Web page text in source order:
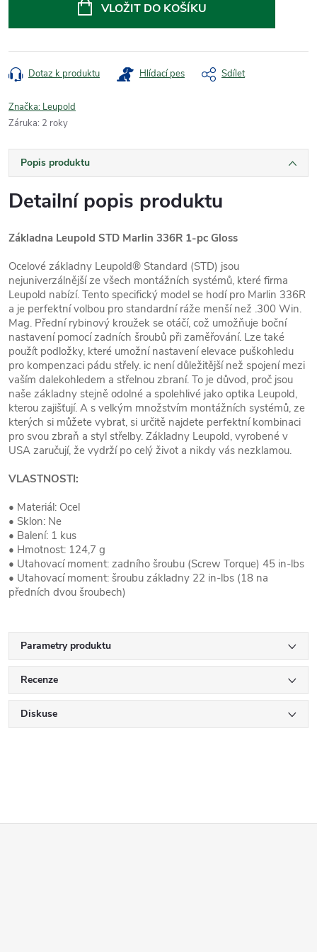
VLOŽIT DO KOŠÍKU
Dotaz k produktu Hlídací pes Sdílet
Značka: Leupold
Záruka: 2 roky
Popis produktu
Detailní popis produktu
Základna Leupold STD Marlin 336R 1-pc Gloss
Ocelové základny Leupold® Standard (STD) jsou
nejuniverzálnější ze všech montážních systémů, které firma
Leupold nabízí. Tento specifický model se hodí pro Marlin 336R
a je perfektní volbou pro standardní ráže menší než .300 Win.
Mag. Přední rybinový kroužek se otáčí, což umožňuje boční
nastavení pomocí zadních šroubů při zaměřování. Lze také
použít podložky, které umožní nastavení elevace puškohledu
pro kompenzaci pádu střely. ic není důležitější než spojení mezi
vaším dalekohledem a střelnou zbraní. To je důvod, proč jsou
naše základny stejně odolné a spolehlivé jako optika Leupold,
kterou zajišťují. A s velkým množstvím montážních systémů, ze
kterých si můžete vybrat, si určitě najdete perfektní kombinaci
pro svou zbraň a styl střelby. Základny Leupold, vyrobené v
USA zaručují, že vydrží po celý život a nikdy vás nezklamou.
VLASTNOSTI:
• Materiál: Ocel
• Sklon: Ne
• Balení: 1 kus
• Hmotnost: 124,7 g
• Utahovací moment: zadního šroubu (Screw Torque) 45 in-lbs
• Utahovací moment: šroubu základny 22 in-lbs (18 na
předních dvou šroubech)
Parametry produktu
Recenze
Diskuse